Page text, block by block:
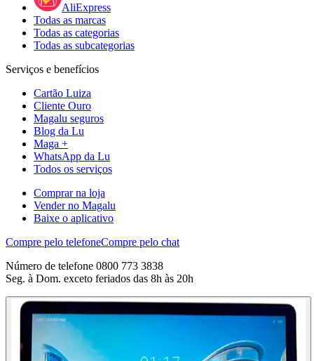
AliExpress
Todas as marcas
Todas as categorias
Todas as subcategorias
Serviços e benefícios
Cartão Luiza
Cliente Ouro
Magalu seguros
Blog da Lu
Maga +
WhatsApp da Lu
Todos os serviços
Comprar na loja
Vender no Magalu
Baixe o aplicativo
Compre pelo telefoneCompre pelo chat
Número de telefone 0800 773 3838
Seg. à Dom. exceto feriados das 8h às 20h